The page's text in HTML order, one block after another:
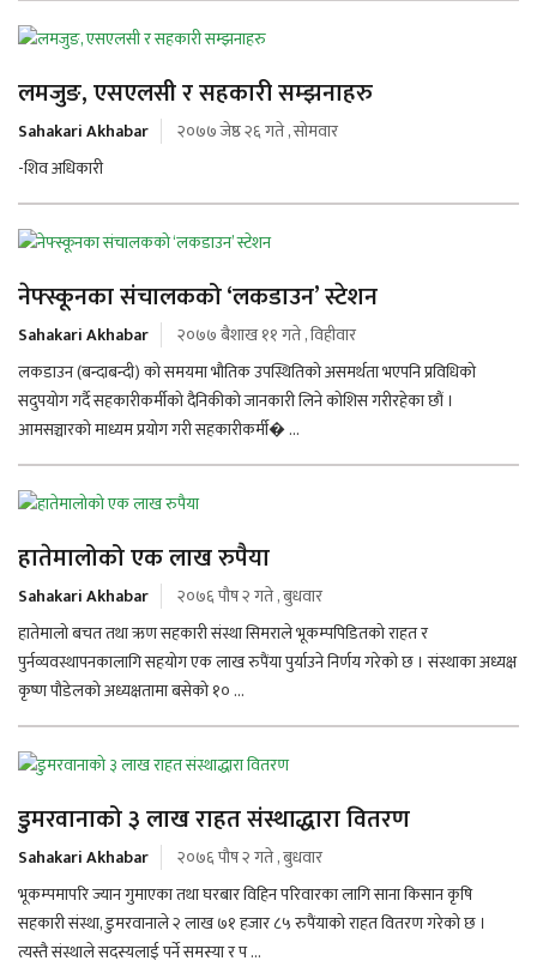
लमजुङ, एसएलसी र सहकारी सम्झनाहरु
Sahakari Akhabar
२०७७ जेष्ठ २६ गते , सोमवार
-शिव अधिकारी
नेफ्स्कूनका संचालकको ‘लकडाउन’ स्टेशन
Sahakari Akhabar
२०७७ बैशाख ११ गते , विहीवार
लकडाउन (बन्दाबन्दी) को समयमा भौतिक उपस्थितिको असमर्थता भएपनि प्रविधिको
सदुपयोग गर्दै सहकारीकर्मीको दैनिकीको जानकारी लिने कोशिस गरीरहेका छौं ।
आमसञ्चारको माध्यम प्रयोग गरी सहकारीकर्मी� ...
हातेमालोको एक लाख रुपैया
Sahakari Akhabar
२०७६ पौष २ गते , बुधवार
हातेमालो बचत तथा ऋण सहकारी संस्था सिमराले भूकम्पपिडितको राहत र
पुर्नव्यवस्थापनकालागि सहयोग एक लाख रुपैंया पुर्याउने निर्णय गरेको छ । संस्थाका अध्यक्ष
कृष्ण पौडेलको अध्यक्षतामा बसेको १० ...
डुमरवानाको ३ लाख राहत संस्थाद्धारा वितरण
Sahakari Akhabar
२०७६ पौष २ गते , बुधवार
भूकम्पमापरि ज्यान गुमाएका तथा घरबार विहिन परिवारका लागि साना किसान कृषि
सहकारी संस्था, डुमरवानाले २ लाख ७१ हजार ८५ रुपैंयाको राहत वितरण गरेको छ ।
त्यस्तै संस्थाले सदस्यलाई पर्ने समस्या र प ...